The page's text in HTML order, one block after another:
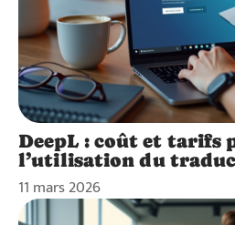
DeepL : coût et tarifs
l’utilisation du
11 mars 2026